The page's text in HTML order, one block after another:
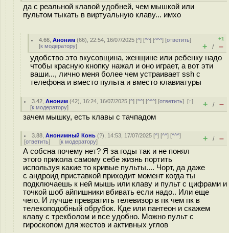
да с реальной клавой удобней, чем мышкой или
пультом тыкать в виртуальную клаву... имхо
4.66 ,Аноним (66), 22:54, 16/07/2025 [^] [^^] [^^^] [ответить]
[к модератору]
+1
+ / –
удобство это вкусовщина, женщине или ребенку надо
чтобы красную кнопку нажал и оно играет, а вот эти
ваши..., лично меня более чем устраивает ssh c
телефона и вместо пульта и вместо клавиатуры
3.42 ,Аноним (42), 16:24, 16/07/2025 [^] [^^] [^^^] [ответить][↑]
[к модератору] + / –
зачем мышку, есть клавы с тачпадом
3.88 ,Анонимный Конь (?), 14:53, 17/07/2025 [^] [^^] [^^^]
[ответить] [к модератору] + / –
А собсна почему нет? Я за годы так и не понял
этого прикола самому себе жизнь портить
используя какие то кривые пульты.... Чорт, да даже
с андроид приставкой приходит момент когда ты
подключаешь к ней мышь или клаву и пульт с цифрами и
точкой шоб айпишники вбивать если надо.. Или еще
чего. И лучше превратить телевизор в пк чем пк в
телекоподобный обрубок. Кде или пантеон и скажем
клаву с трекболом и все удобно. Можно пульт с
гироскопом для жестов и активных углов